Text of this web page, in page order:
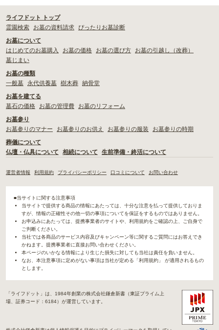
ライフドット トップ
霊園検索
お墓の資料請求 ぴったりお墓診断
お墓について
はじめてのお墓購入
お墓の価格 お墓の選び方
お墓の引越し（改葬）
墓じまい
お墓の種類
一般墓
永代供養墓 樹木葬 納骨堂
お墓を建てる
墓石の価格
お墓の管理費
お墓のリフォーム
お墓参り
お墓参りのマナー
お墓参りのお供え お墓参りの服装
お墓参りの時期
葬儀について
仏壇・仏具について
相続について 生前準備・終活について
運営者情報 利用規約 プライバシーポリシー 口コミについて お問い合わせ
■当サイトに関する注意事項
当サイトで提供する商品の情報にあたっては、十分な注意を払って提供しておりま
すが、情報の正確性その他一切の事項についてを保証をするものではありません。
お申込みにあたっては、提携事業者のサイトや、利用規約をご確認の上、ご自身で
ご判断ください。
当社では各商品のサービス内容及びキャンペーン等に関するご質問にはお答えでき
かねます。提携事業者に直接お問い合わせください。
本ページのいかなる情報により生じた損失に対しても当社は責任を負いません。
なお、本注意事項に定めがない事項は当社が定める「利用規約」 が適用されるもの
とします。
「ライフドット」は、1984年創業の株式会社鎌倉新書（東証プライム上
場、証券コード：6184）が運営しています。